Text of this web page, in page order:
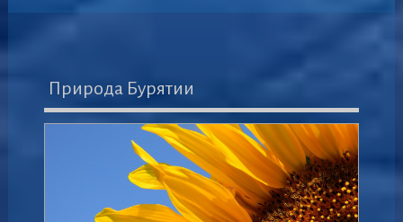
Природа Бурятии